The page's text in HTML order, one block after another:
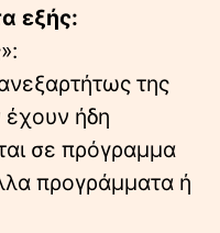
εξής:
της
ήδη
σε πρόγραμμα
προγράμματα ή